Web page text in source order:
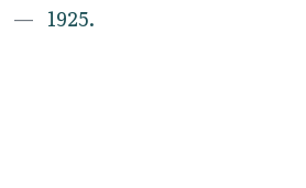
1925.